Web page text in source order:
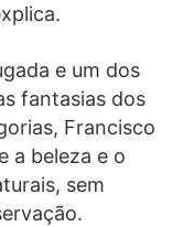
e um dos
fantasias dos
Francisco
a beleza e o
sem